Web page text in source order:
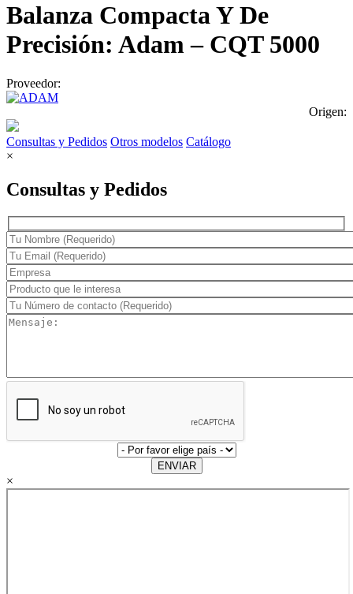
Balanza Compacta Y De
Precisión: Adam – CQT 5000
Proveedor:
Origen:
Consultas y Pedidos Otros modelos Catálogo
×
Consultas y Pedidos
ENVIAR
×